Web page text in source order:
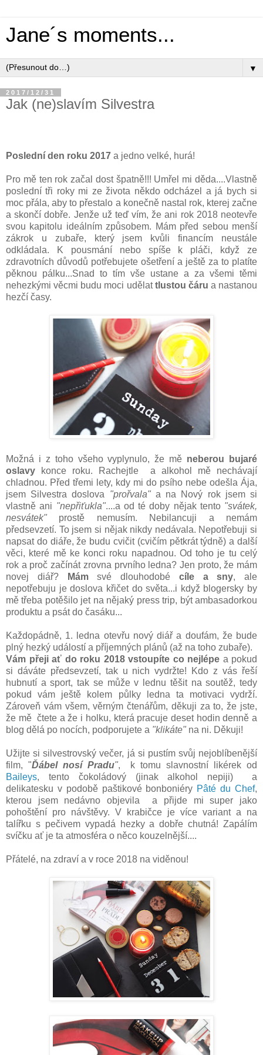
Jane´s moments...
▼
2017/12/31
Jak (ne)slavím Silvestra
Poslední den roku 2017 a jedno velké, hurá!
Pro mě ten rok začal dost špatně!!! Umřel mi děda....Vlastně
poslední tři roky mi ze života někdo odcházel a já bych si
moc přála, aby to přestalo a konečně nastal rok, kterej začne
a skončí dobře. Jenže už teď vím, že ani rok 2018 neotevře
svou kapitolu ideálním způsobem. Mám před sebou menší
zákrok u zubaře, který jsem kvůli financím neustále
odkládala. K pousmání nebo spíše k pláči, když ze
zdravotních důvodů potřebujete ošetření a ještě za to platíte
pěknou pálku...Snad to tím vše ustane a za všemi těmi
nehezkými věcmi budu moci udělattlustou čáru a nastanou
hezčí časy.
Možná i z toho všeho vyplynulo, že mě neberou bujaré
oslavy konce roku. Rachejtle a alkohol mě nechávají
chladnou. Před třemi lety, kdy mi do psího nebe odešla Ája,
jsem Silvestra doslova "prořvala"a na Nový rok jsem si
vlastně ani "nepřiťukla"....a od té doby nějak tento "svátek,
nesvátek" prostě nemusím. Nebilancuji a nemám
předsevzetí. To jsem si nějak nikdy nedávala. Nepotřebuji si
napsat do diáře, že budu cvičit (cvičím pětkrát týdně) a další
věci, které mě ke konci roku napadnou. Od toho je tu celý
rok a proč začínát zrovna prvního ledna? Jen proto, že mám
novej diář?
Mámsvé dlouhodobé cíle a sny, ale
nepotřebuju je doslova křičet do světa...i když blogersky by
mě třeba potěšilo jet na nějaký press trip, být ambasadorkou
produktu a psát do časáku...
Každopádně, 1. ledna otevřu nový diář a doufám, že bude
plný hezký událostí a příjemných plánů (až na toho zubaře).
Vám přeji ať do roku 2018 vstoupíte co nejlépe a pokud
si dáváte předsevzetí, tak u nich vydržte! Kdo z vás řeší
hubnutí a sport, tak se může v lednu těšit na soutěž, tedy
pokud vám ještě kolem půlky ledna ta motivaci vydrží.
Zároveň vám všem, věrným čtenářům, děkuji za to, že jste,
že mě čtete a že i holku, která pracuje deset hodin denně a
blog dělá po nocích, podporujete a "klikáte" na ni. Děkuji!
Užijte si silvestrovský večer, já si pustím svůj nejoblíbenější
film, "Ďábel nosí Pradu", k tomu slavnostní likérek od
Baileys, tento čokoládový (jinak alkohol nepiji) a
delikatesku v podobě paštikové bonboniéry Pâté du Chef,
kterou jsem nedávno objevila a přijde mi super jako
pohoštění pro návštěvy. V krabičce je více variant a na
talířku s pečivem vypadá hezky a dobře chutná! Zapálím
svíčku ať je ta atmosféra o něco kouzelnější....
Přátelé, na zdraví a v roce 2018 na viděnou!